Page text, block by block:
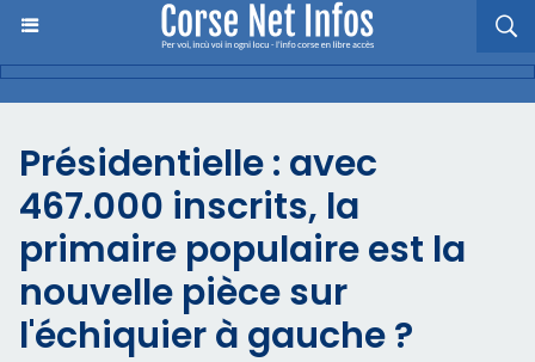
Présidentielle : avec
467.000 inscrits, la
primaire populaire est la
nouvelle pièce sur
l'échiquier à gauche ?